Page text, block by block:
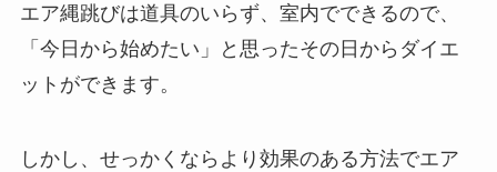
エア縄跳びは道具のいらず、室内でできるので、
「今日から始めたい」と思ったその日からダイエ
ットができます。
しかし、せっかくならより効果のある方法でエア